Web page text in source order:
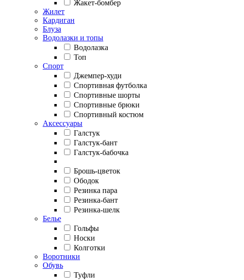
Жакет-бомбер
Жилет
Кардиган
Блуза
Водолазки и топы
Водолазка
Топ
Спорт
Джемпер-худи
Спортивная футболка
Спортивные шорты
Спортивные брюки
Спортивный костюм
Аксессуары
Галстук
Галстук-бант
Галстук-бабочка
Брошь-цветок
Ободок
Резинка пара
Резинка-бант
Резинка-шелк
Белье
Гольфы
Носки
Колготки
Воротники
Обувь
Туфли